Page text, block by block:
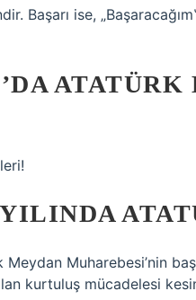
Başarı ise,
ATATÜRK
YILINDA
Muharebesi’nin
kurtuluş mücadelesi